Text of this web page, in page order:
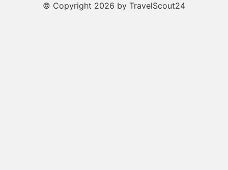
© Copyright 2026 by TravelScout24